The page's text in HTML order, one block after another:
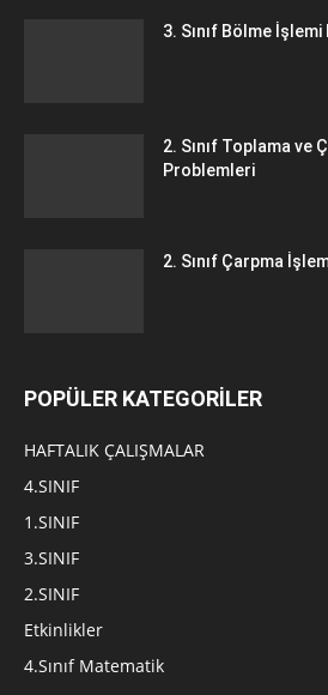
3. Sınıf Bölme
2. Sınıf Toplama ve
Problemleri
2. Sınıf Çarpma
POPÜLER KATEGORİLER
HAFTALIK ÇALIŞMALAR
4.SINIF
1.SINIF
3.SINIF
2.SINIF
Etkinlikler
4.Sınıf Matematik